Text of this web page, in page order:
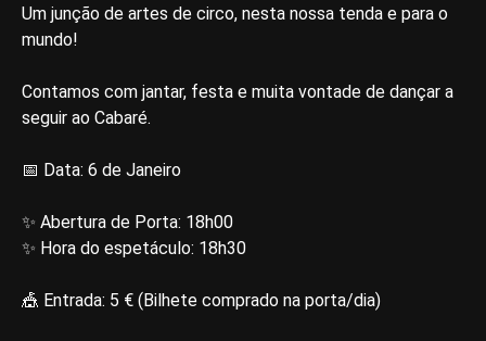
Um junção de artes de circo, nesta nossa tenda e para o
mundo!
Contamos com jantar, festa e muita vontade de dançar a
seguir ao Cabaré.
📅 Data: 6 de Janeiro
✨ Abertura de Porta: 18h00
✨ Hora do espetáculo: 18h30
🎪 Entrada: 5 € (Bilhete comprado na porta/dia)